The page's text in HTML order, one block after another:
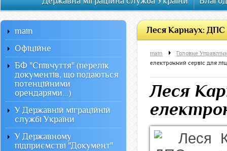
Леся Карнаух: ДПС
main
Головне
електронний сервіс для
Леся
main
Офiцiйне
БФ "Співчуття" (перелік
документів, що подаються
потенційними
орендарями...)
У Державній міграційній
службі України
У Державному
підприємстві "Документ"